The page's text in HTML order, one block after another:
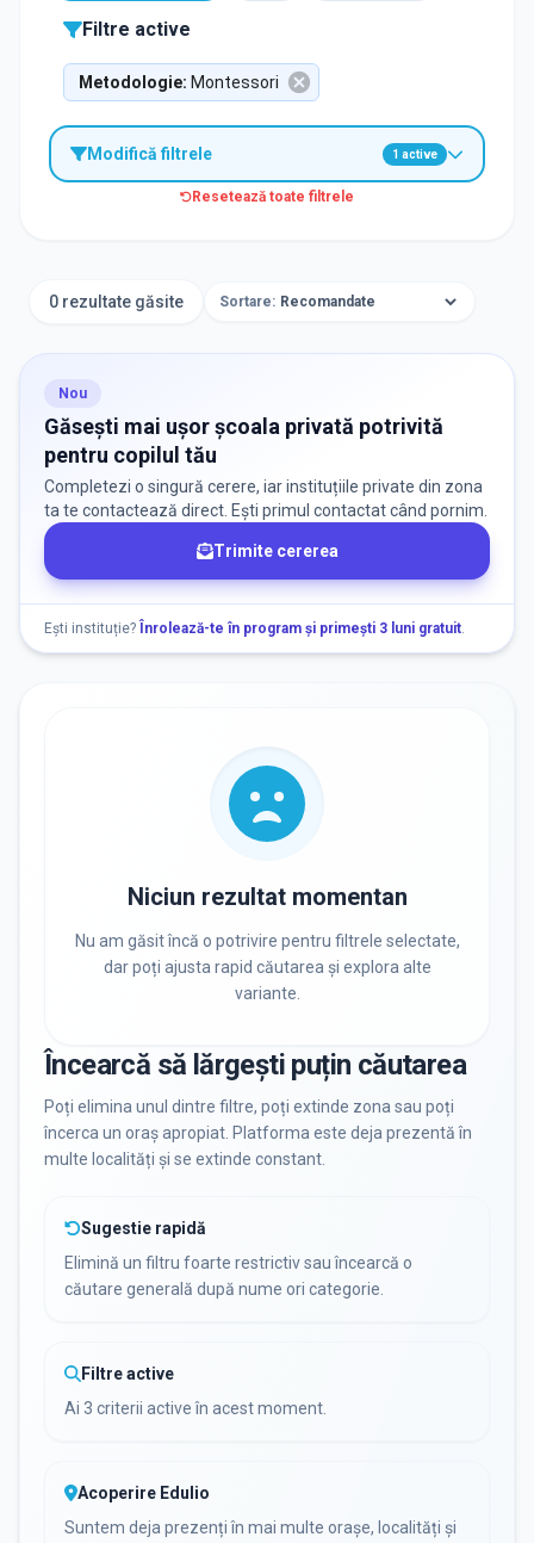
Filtre active
Metodologie: Montessori
Modifică filtrele 1 active
Resetează toate filtrele
Nu există informații despre locuri libere
Resetează filtrele
0 rezultate găsite Sortare:
Nou
Găsești mai ușor școala privată potrivită
pentru copilul tău
Completezi o singură cerere, iar instituțiile private din zona
ta te contactează direct. Ești primul contactat când pornim.
Trimite cererea
Ești instituție? Înrolează-te în program și primești 3 luni gratuit.
Niciun rezultat momentan
Nu am găsit încă o potrivire pentru filtrele selectate,
dar poți ajusta rapid căutarea și explora alte
variante.
Încearcă să lărgești puțin căutarea
Poți elimina unul dintre filtre, poți extinde zona sau poți
încerca un oraș apropiat. Platforma este deja prezentă în
multe localități și se extinde constant.
Sugestie rapidă
Elimină un filtru foarte restrictiv sau încearcă o
căutare generală după nume ori categorie.
Filtre active
Ai 3 criterii active în acest moment.
Acoperire Edulio
Suntem deja prezenți în mai multe orașe, localități și